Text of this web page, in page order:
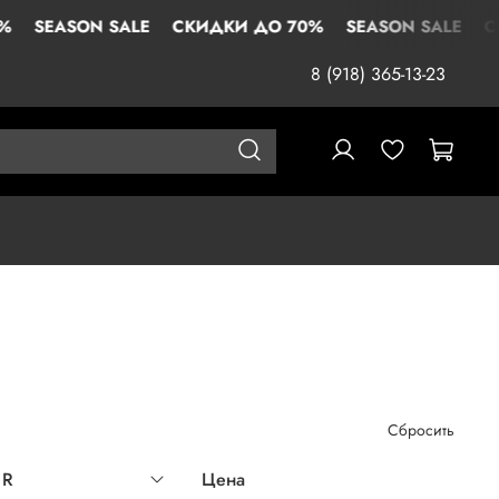
SALE СКИДКИ ДО 70% SEASON SALE СКИДКИ
8 (918) 365-13-23
Сбросить
Цена